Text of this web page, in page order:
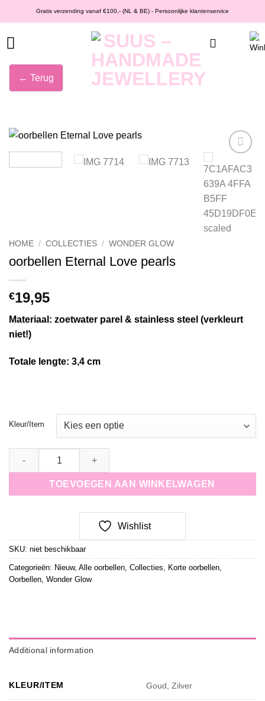
naar
inhoud
Gratis verzending vanaf €100,- (NL & BE) - Persoonlijke klantenservice
← Terug
Wishlist
HOME / COLLECTIES / WONDER GLOW
oorbellen Eternal Love pearls
€19,95
Materiaal: zoetwater parel & stainless steel (verkleurt
niet!)
Totale lengte: 3,4 cm
Kleur/Item
TOEVOEGEN AAN WINKELWAGEN
Wishlist
SKU: niet beschikbaar
Categorieën: Nieuw, Alle oorbellen, Collecties, Korte oorbellen,
Oorbellen, Wonder Glow
Additional information
KLEUR/ITEM Goud, Zilver